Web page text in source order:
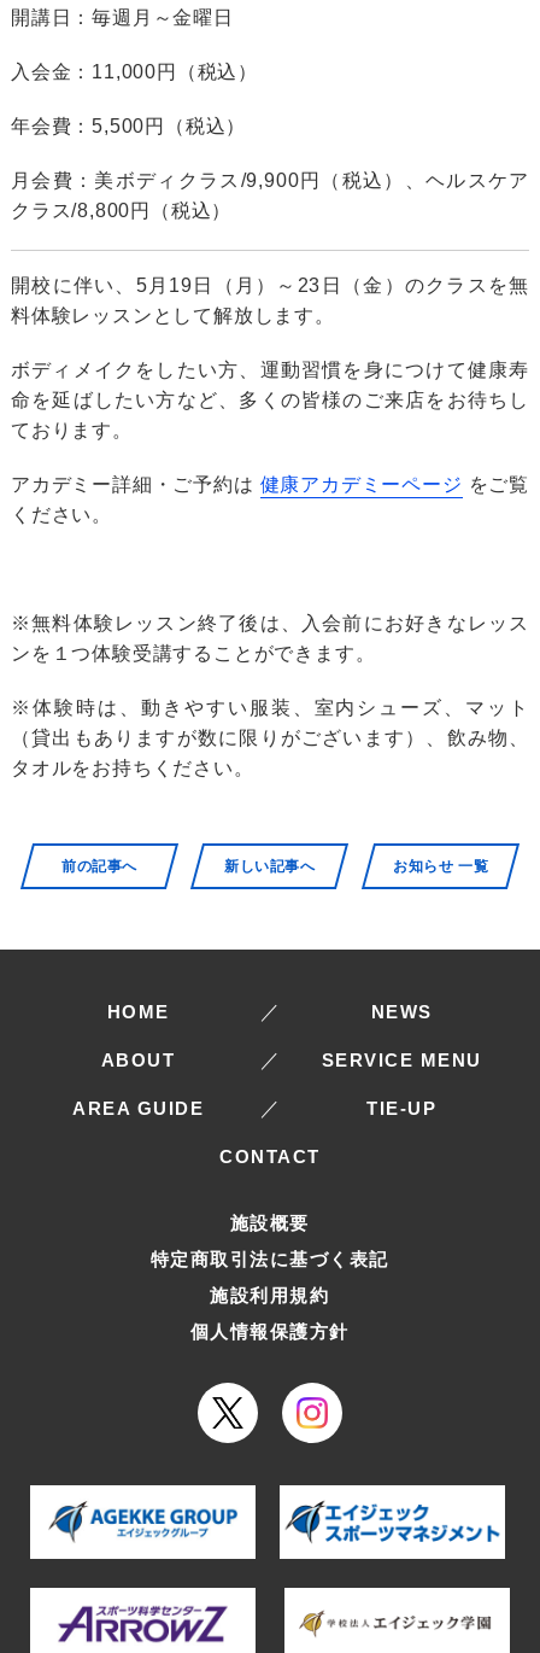
開講日：毎週月～金曜日
入会金：11,000円（税込）
年会費：5,500円（税込）
月会費：美ボディクラス/9,900円（税込）、ヘルスケア
クラス/8,800円（税込）
開校に伴い、5月19日（月）～23日（金）のクラスを無
料体験レッスンとして解放します。
ボディメイクをしたい方、運動習慣を身につけて健康寿
命を延ばしたい方など、多くの皆様のご来店をお待ちし
ております。
アカデミー詳細・ご予約は 健康アカデミーページ をご覧
ください。
※無料体験レッスン終了後は、入会前にお好きなレッス
ンを１つ体験受講することができます。
※体験時は、動きやすい服装、室内シューズ、マット
（貸出もありますが数に限りがございます）、飲み物、
タオルをお持ちください。
前の記事へ 新しい記事へ お知らせ 一覧
HOME ／ NEWS
ABOUT ／ SERVICE MENU
AREA GUIDE ／ TIE-UP
CONTACT
施設概要
特定商取引法に基づく表記
施設利用規約
個人情報保護方針